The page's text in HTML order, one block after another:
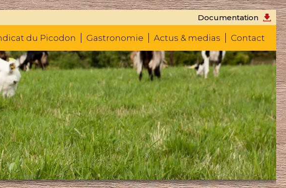
Documentation
du Picodon Gastronomie Actus & medias Contact